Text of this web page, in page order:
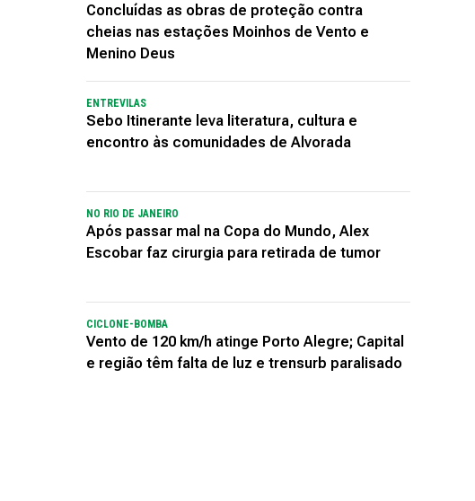
Concluídas as obras de proteção contra
cheias nas estações Moinhos de Vento e
Menino Deus
ENTREVILAS
Sebo Itinerante leva literatura, cultura e
encontro às comunidades de Alvorada
NO RIO DE JANEIRO
Após passar mal na Copa do Mundo, Alex
Escobar faz cirurgia para retirada de tumor
CICLONE-BOMBA
Vento de 120 km/h atinge Porto Alegre; Capital
e região têm falta de luz e trensurb paralisado